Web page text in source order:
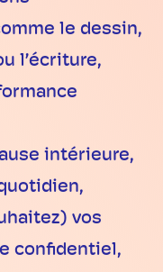
le dessin,
l’écriture,
intérieure,
vos
confidentiel,